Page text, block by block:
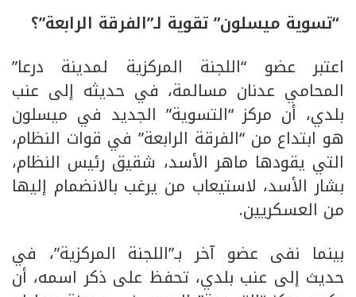
“تسوية ميسلون” تقوية لـ”الفرقة الرابعة”؟
اعتبر عضو “اللجنة المركزية لمدينة درعا”
المحامي عدنان مسالمة، في حديثه إلى عنب
بلدي، أن مركز “التسوية” الجديد في ميسلون
هو ابتداع من “الفرقة الرابعة” في قوات النظام،
التي يقودها ماهر الأسد، شقيق رئيس النظام،
بشار الأسد، لاستيعاب من يرغب بالانضمام إليها
من العسكريين.
بينما نفى عضو آخر بـ”اللجنة المركزية”، في
حديث إلى عنب بلدي، تحفظ على ذكر اسمه، أن